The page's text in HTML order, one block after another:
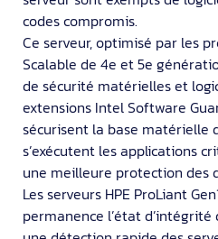
codes compromis.
Ce serveur, optimisé par les
Scalable de 4e et 5e
de sécurité matérielles et
extensions Intel Software
sécurisent la base matérielle
s’exécutent les applications
une meilleure protection des
Les serveurs HPE ProLiant
permanence l’état